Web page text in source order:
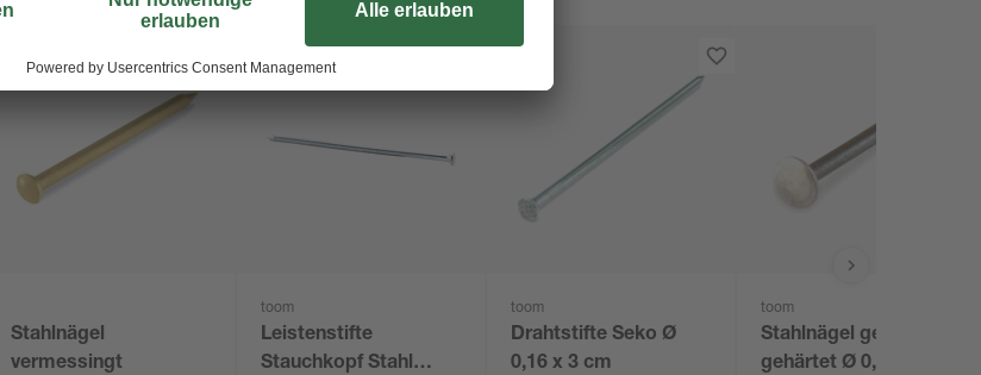
Stahlnägel
vermessingt
toom
Leistenstifte
Stauchkopf Stahl
toom
Drahtstifte Seko Ø
0,16 x 3 cm
toom
Stahlnägel gebläut
gehärtet Ø 0,2 x 3 cm